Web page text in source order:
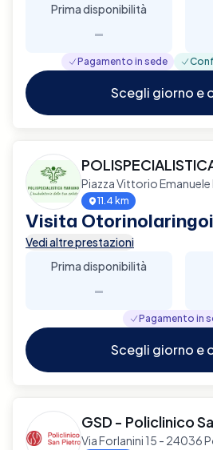
Prima disponibilità
-
Pagamento in sede
Scegli giorno e
Piazza Vittorio
11.4 km
Visita
Vedi altre prestazioni
Prima disponibilità
-
Pagamento in
Scegli giorno e
GSD - Policlinico
Via Forlanini 15 - 24036